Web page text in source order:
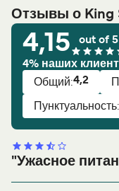
Отзывы о King
4,15 out of 5
4% наших
Общий:4,2
Пунктуальность:
"Ужасное